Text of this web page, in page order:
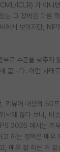
ICLR) 가 아니
그 장벽은 다른
게 보이지만,
수준을 낮추지
니다. 이런 사태
뷰어 내용의 50
낙에 많다 보니,
2026 에서는 리
하는 정책은 매
, 매우 잘 하는 거 같